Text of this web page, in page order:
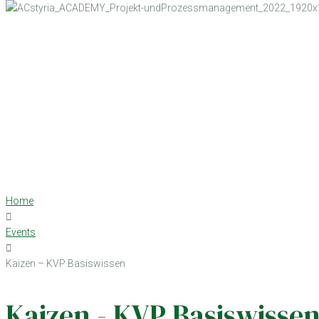
Home
Events
Kaizen – KVP Basiswissen